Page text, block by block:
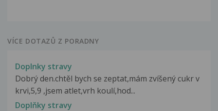
VÍCE DOTAZŮ Z PORADNY
Doplnky stravy
Dobrý den.chtěl bych se zeptat,mám zvíšený cukr v
krvi,5,9 ,jsem atlet,vrh koulí,hod...
Doplňky stravy